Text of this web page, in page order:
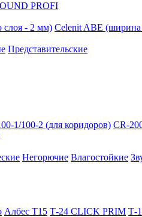
PROFI
слоя - 2 мм) Celenit ABE (ширина
Представительские
1/100-2 (для коридоров) CR-
Негорючие Влагостойкие
Албес T15 Т-24 CLICK PRIM Т-